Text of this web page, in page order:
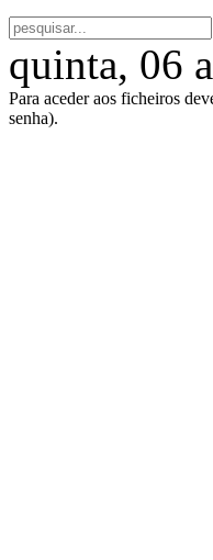
quinta, 06
Para aceder aos ficheiros
senha).